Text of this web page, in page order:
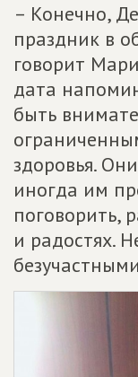
– Конечно,
праздник в
говорит
дата
быть
здоровья.
иногда им
поговорить,
и радостях.